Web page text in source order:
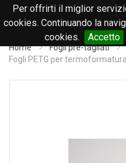
Per offrirti il miglior
cookies. Continuando la
cookies.
Accetto
Home
Fogli pre-tagliati
Fogli PETG per